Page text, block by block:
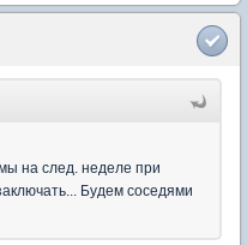
на след. неделе при
Будем соседями